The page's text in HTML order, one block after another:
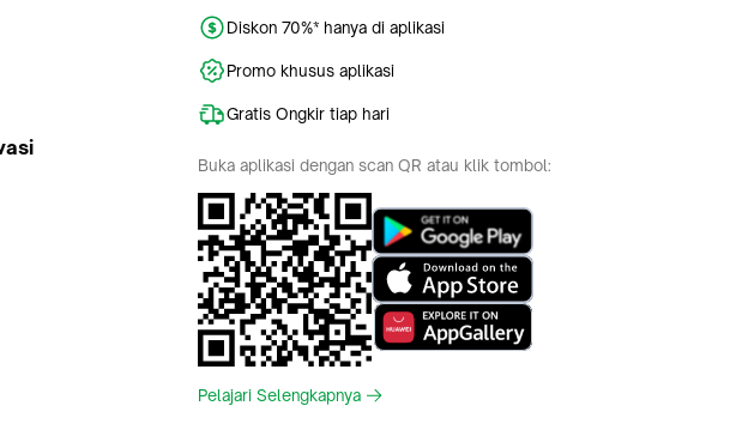
Diskon 70%* hanya di aplikasi
Promo khusus aplikasi
Gratis Ongkir tiap hari
Buka aplikasi dengan scan QR atau klik tombol:
Pelajari Selengkapnya